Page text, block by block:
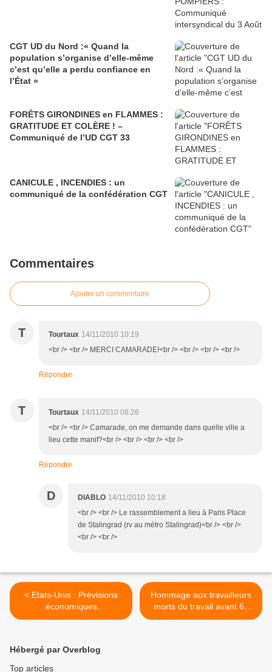
CGT UD du Nord :« Quand la
population s’organise d’elle-même
c’est qu’elle a perdu confiance en
l’État »
FORÊTS GIRONDINES en FLAMMES :
GRATITUDE ET COLÈRE ! –
Communiqué de l’UD CGT 33
CANICULE , INCENDIES : un
communiqué de la confédération CGT
Commentaires
Ajouter un commentaire
T Tourtaux 14/11/2010 10:19
<br /> <br /> MERCI CAMARADE!<br /> <br /> <br /> <br />
Répondre
T Tourtaux 14/11/2010 08:26
<br /> <br /> Camarade, on me demande dans quelle ville a
lieu cette manif?<br /> <br /> <br /> <br />
Répondre
D DIABLO 14/11/2010 10:18
<br /> <br /> Le rassemblement a lieu à Paris Place
de Stalingrad (rv au métro Stalingrad)<br /> <br />
<br /> <br />
< Etats-Unis : Prévisions
économiques
apocalyptiques sur l’avenir
Hommage aux travailleurs
morts du travail avant 60
ans >
Hébergé par Overblog
Top articles